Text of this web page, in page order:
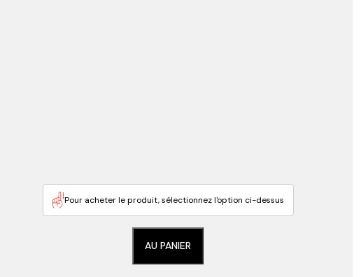
Pour acheter le produit, sélectionnez l'option ci-dessus
AU PANIER